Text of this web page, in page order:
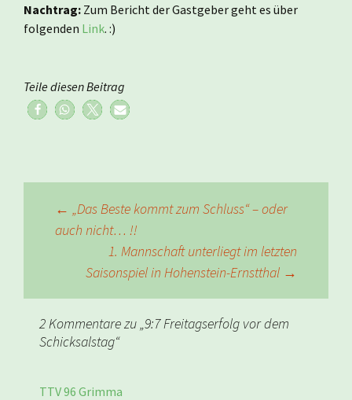
Nachtrag: Zum Bericht der Gastgeber geht es über
folgenden Link. :)
Teile diesen Beitrag
Beitragsnavigation
←
„Das Beste kommt zum Schluss“ – oder
auch nicht… !!
1. Mannschaft unterliegt im letzten
Saisonspiel in Hohenstein-Ernstthal →
2 Kommentare zu „ 9:7 Freitagserfolg vor dem
Schicksalstag“
TTV 96 Grimma